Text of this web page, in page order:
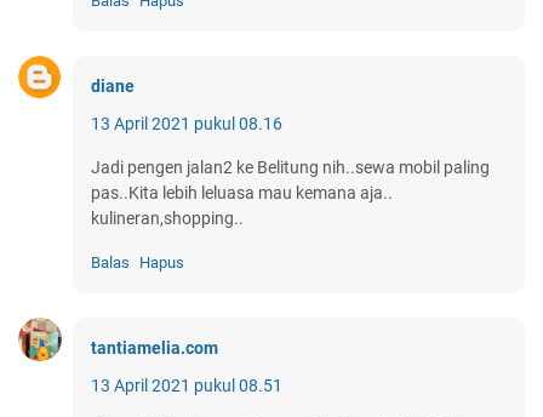
diane
13 April 2021 pukul 08.16
Jadi pengen jalan2 ke Belitung nih..sewa mobil paling
pas..Kita lebih leluasa mau kemana aja..
kulineran,shopping..
Balas Hapus
tantiamelia.com
13 April 2021 pukul 08.51